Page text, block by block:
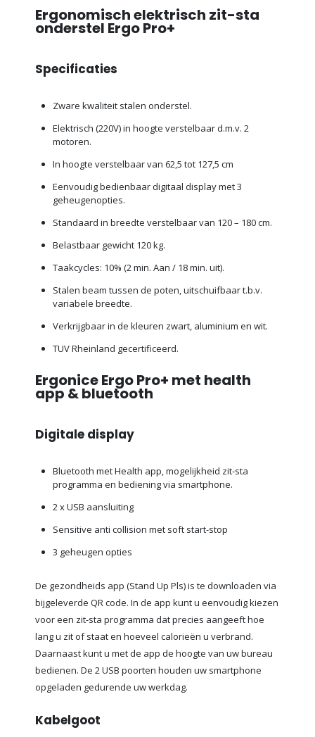
Ergonomisch elektrisch zit-sta
onderstel Ergo Pro+
Specificaties
Zware kwaliteit stalen onderstel.
Elektrisch (220V) in hoogte verstelbaar d.m.v. 2
motoren.
In hoogte verstelbaar van 62,5 tot 127,5 cm
Eenvoudig bedienbaar digitaal display met 3
geheugenopties.
Standaard in breedte verstelbaar van 120 – 180 cm.
Belastbaar gewicht 120 kg.
Taakcycles: 10% (2 min. Aan / 18 min. uit).
Stalen beam tussen de poten, uitschuifbaar t.b.v.
variabele breedte.
Verkrijgbaar in de kleuren zwart, aluminium en wit.
TUV Rheinland gecertificeerd.
Ergonice Ergo Pro+ met health
app & bluetooth
Digitale display
Bluetooth met Health app, mogelijkheid zit-sta
programma en bediening via smartphone.
2 x USB aansluiting
Sensitive anti collision met soft start-stop
3 geheugen opties
De gezondheids app (Stand Up Pls) is te downloaden via
bijgeleverde QR code. In de app kunt u eenvoudig kiezen
voor een zit-sta programma dat precies aangeeft hoe
lang u zit of staat en hoeveel calorieën u verbrand.
Daarnaast kunt u met de app de hoogte van uw bureau
bedienen. De 2 USB poorten houden uw smartphone
opgeladen gedurende uw werkdag.
Kabelgoot